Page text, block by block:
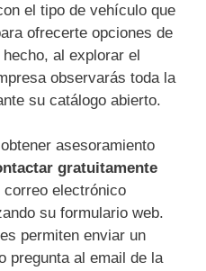
el tipo de vehículo que
ofrecerte opciones de
al explorar el
observarás toda la
su catálogo abierto.
asesoramiento
gratuitamente
correo electrónico
su formulario web.
permiten enviar un
pregunta al email de la